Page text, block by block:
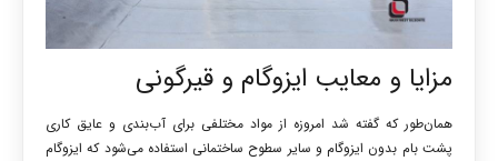
مزایا و معایب ایزوگام و قیرگونی
همان‌طور که گفته شد امروزه از مواد مختلفی برای آب‌بندی و عایق کاری
پشت بام بدون ایزوگام و سایر سطوح ساختمانی استفاده می‌شود که ایزوگام